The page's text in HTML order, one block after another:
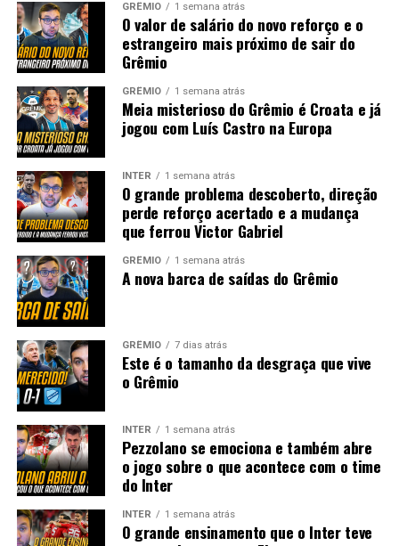
GRÊMIO 1 semana atrás
O valor de salário do novo reforço e o
estrangeiro mais próximo de sair do
Grêmio
GRÊMIO 1 semana atrás
Meia misterioso do Grêmio é Croata e já
jogou com Luís Castro na Europa
INTER 1 semana atrás
O grande problema descoberto, direção
perde reforço acertado e a mudança
que ferrou Victor Gabriel
GRÊMIO 1 semana atrás
A nova barca de saídas do Grêmio
GRÊMIO 7 dias atrás
Este é o tamanho da desgraça que vive
o Grêmio
INTER 1 semana atrás
Pezzolano se emociona e também abre
o jogo sobre o que acontece com o time
do Inter
INTER 1 semana atrás
O grande ensinamento que o Inter teve